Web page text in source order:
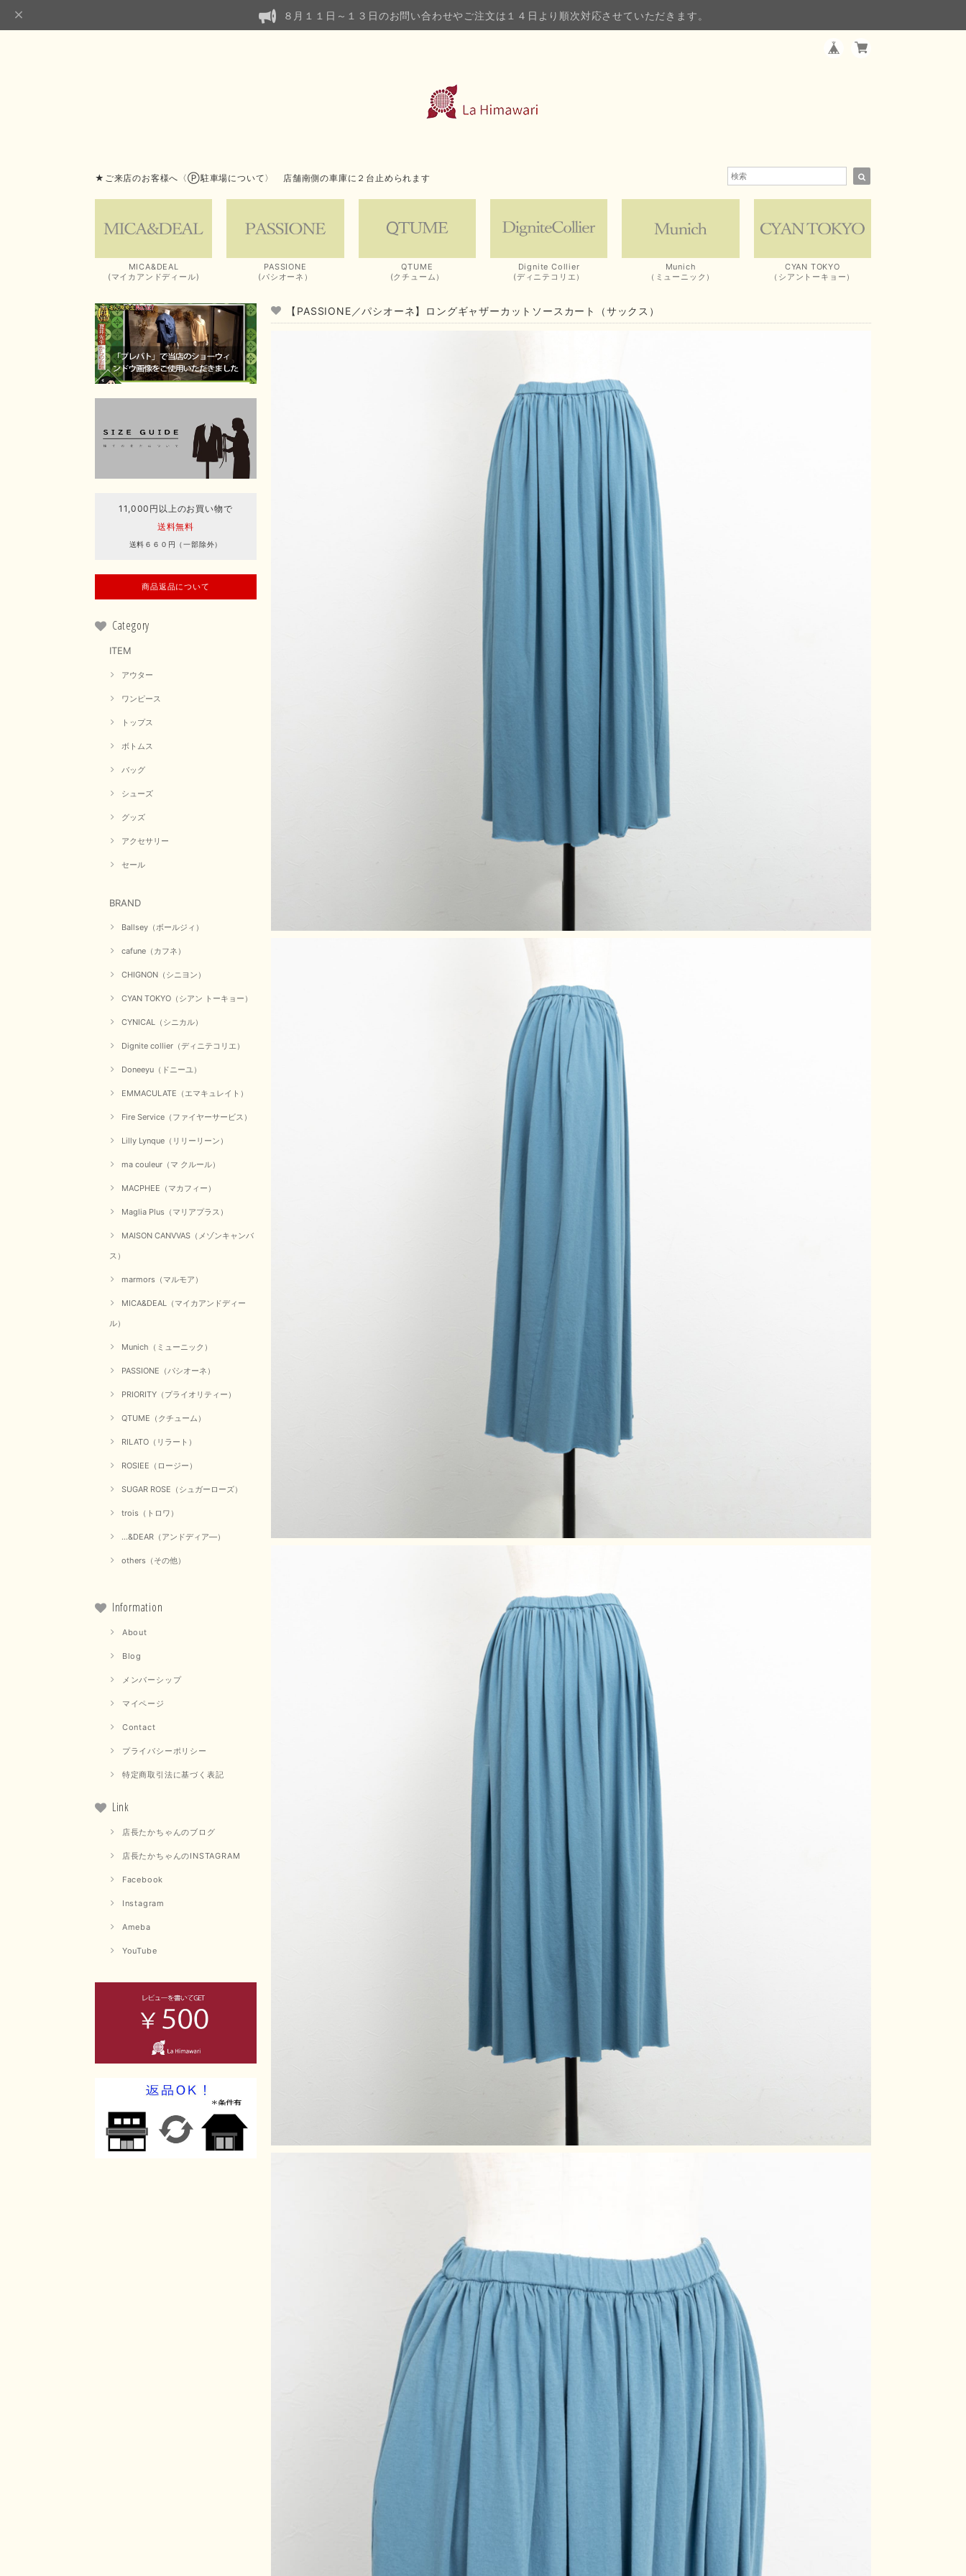
８月１１日～１３日のお問い合わせやご注文は１４日より順次対応させていただきます。
★ご来店のお客様へ〈Ⓟ駐車場について〉 店舗南側の車庫に２台止められます
MICA&DEAL
(マイカアンドディール)
PASSIONE
(パシオーネ）
QTUME
(クチューム）
Dignite Collier
(ディニテコリエ）
Munich
（ミューニック）
CYAN TOKYO
（シアントーキョー）
11,000円以上のお買い物で
送料無料
送料６６０円（一部除外）
商品返品について
Category
ITEM
アウター
ワンピース
トップス
ボトムス
バッグ
シューズ
グッズ
アクセサリー
セール
BRAND
Ballsey（ボールジィ）
cafune（カフネ）
CHIGNON（シニヨン）
CYAN TOKYO（シアン トーキョー）
CYNICAL（シニカル）
Dignite collier（ディニテコリエ）
Doneeyu（ドニーユ）
EMMACULATE（エマキュレイト）
Fire Service（ファイヤーサービス）
Lilly Lynque（リリーリーン）
ma couleur（マ クルール）
MACPHEE（マカフィー）
Maglia Plus（マリアプラス）
MAISON CANVVAS（メゾンキャンバ
ス）
marmors（マルモア）
MICA&DEAL（マイカアンドディー
ル）
Munich（ミューニック）
PASSIONE（パシオーネ）
PRIORITY（プライオリティー）
QTUME（クチューム）
RILATO（リラート）
ROSIEE（ロージー）
SUGAR ROSE（シュガーローズ）
trois（トロワ）
...&DEAR（アンドディア―）
others（その他）
Information
About
Blog
メンバーシップ
マイページ
Contact
プライバシーポリシー
特定商取引法に基づく表記
Link
店長たかちゃんのブログ
店長たかちゃんのINSTAGRAM
Facebook
Instagram
Ameba
YouTube
【PASSIONE／パシオーネ】ロングギャザーカットソースカート（サックス）